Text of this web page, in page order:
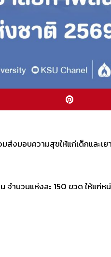
งมอบความสุขให้แก่เด็กและเย
ำนวนแห่งละ 150 ขวด ให้แก่ห